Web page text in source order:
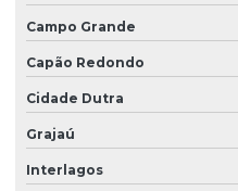
Regulagem De Bomba Diesel
Regulagem De Bomba Diesel
Regulagem De Bomba Diesel
Regulagem De Injetores
Regulagem De Injetores
Campo Grande
Capão Redondo
Cidade Dutra
Grajaú
Interlagos